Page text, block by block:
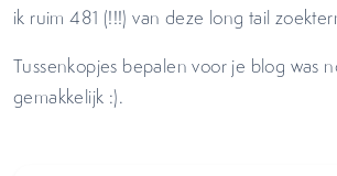
ik ruim 481 (!!!) van deze long tail
Tussenkopjes bepalen voor je blog was
gemakkelijk :).